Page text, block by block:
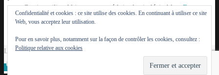
Ce site utilise Akismet pour réduire les indésirables.En
savoir plus sur la façon dont les données de vos
Le Lutèce du Parisien - 2014 - 2026
Confidentialité et cookies : ce site utilise des cookies. En continuant à utiliser ce site
Web, vous acceptez leur utilisation.
Pour en savoir plus, notamment sur la façon de contrôler les cookies, consultez :
Politique relative aux cookies